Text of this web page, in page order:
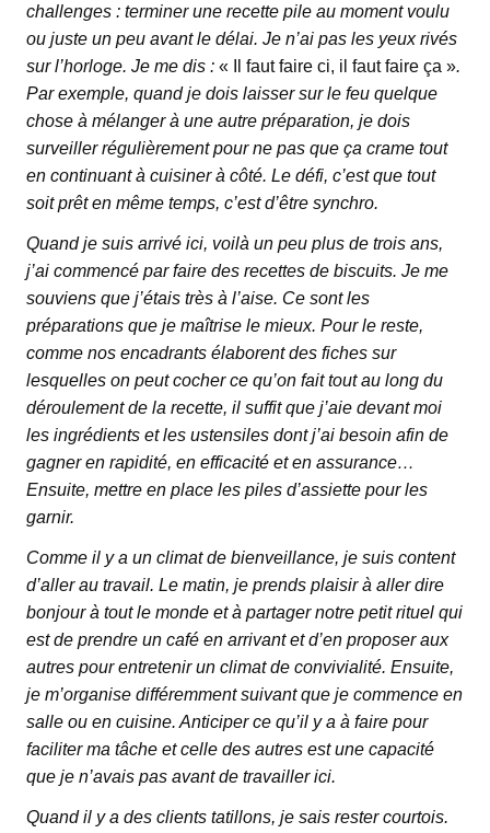
challenges : terminer une recette pile au moment voulu
ou juste un peu avant le délai. Je n’ai pas les yeux rivés
sur l’horloge. Je me dis : « Il faut faire ci, il faut faire ça ».
Par exemple, quand je dois laisser sur le feu quelque
chose à mélanger à une autre préparation, je dois
surveiller régulièrement pour ne pas que ça crame tout
en continuant à cuisiner à côté. Le défi, c’est que tout
soit prêt en même temps, c’est d’être synchro.
Quand je suis arrivé ici, voilà un peu plus de trois ans,
j’ai commencé par faire des recettes de biscuits. Je me
souviens que j’étais très à l’aise. Ce sont les
préparations que je maîtrise le mieux. Pour le reste,
comme nos encadrants élaborent des fiches sur
lesquelles on peut cocher ce qu’on fait tout au long du
déroulement de la recette, il suffit que j’aie devant moi
les ingrédients et les ustensiles dont j’ai besoin afin de
gagner en rapidité, en efficacité et en assurance…
Ensuite, mettre en place les piles d’assiette pour les
garnir.
Comme il y a un climat de bienveillance, je suis content
d’aller au travail. Le matin, je prends plaisir à aller dire
bonjour à tout le monde et à partager notre petit rituel qui
est de prendre un café en arrivant et d’en proposer aux
autres pour entretenir un climat de convivialité. Ensuite,
je m’organise différemment suivant que je commence en
salle ou en cuisine. Anticiper ce qu’il y a à faire pour
faciliter ma tâche et celle des autres est une capacité
que je n’avais pas avant de travailler ici.
Quand il y a des clients tatillons, je sais rester courtois.